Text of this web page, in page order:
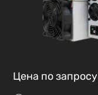
Цена по запросу